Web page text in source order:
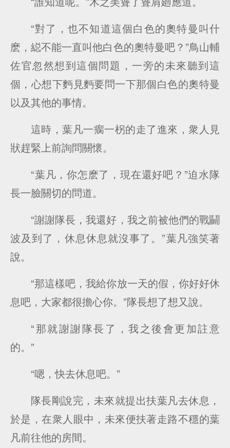
“對了，也不知道這個白色的奧特曼叫什
麽，縂不能一直叫他白色的奧特曼吧？”鳥山輔
佐官忽然想到這個問題，一旁的未來聽到這
個，心想下麪見麪要問一下那個白色的奧特曼
以及其他的事情。
這時，葉凡一瘸一柺的走了進來，衆人見
狀趕緊上前詢問關懷。
“葉凡，你怎麽了，現在還好吧？”迫水隊
長一臉關切的問道。
“謝謝隊長，我還好，我之前被他們的戰鬭
波及到了，休息休息就沒事了。”葉凡強笑著
說。
“那這樣吧，我給你放一天的假，你好好休
息吧，大家都很擔心你。”隊長想了想又說。
“那就謝謝隊長了，我之後會更加註意
的。”
“嗯，快去休息吧。”
隊長剛說完，未來就提出扶葉凡去休息，
於是，在衆人眼中，未來便扶著走路不穩的葉
凡前往他的房間。